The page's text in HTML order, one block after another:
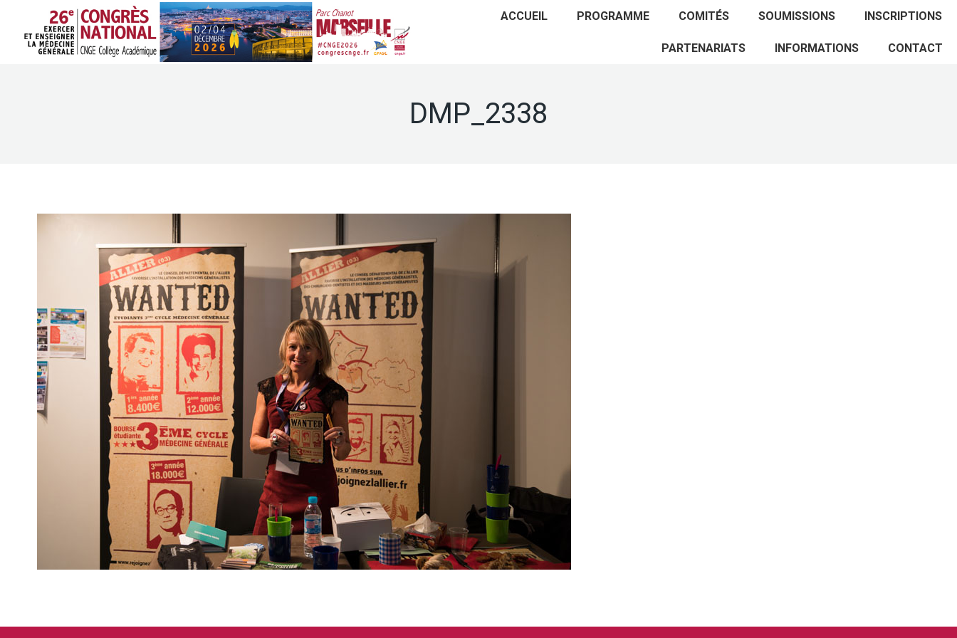
ACCUEIL PROGRAMME COMITÉS SOUMISSIONS INSCRIPTIONS
PARTENARIATS INFORMATIONS CONTACT
DMP_2338
ACCUEIL PROGRAMME COMITÉS
SOUMISSIONS INSCRIPTIONS PARTENARIATS